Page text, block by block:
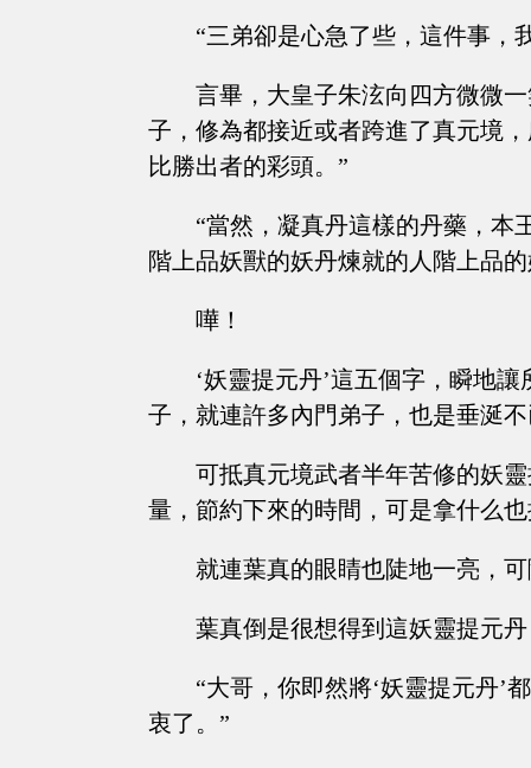
“三弟卻是心急了些，這件事，
言畢，大皇子朱泫向四方微微
子，修為都接近或者跨進了真元境
比勝出者的彩頭。”
“當然，凝真丹這樣的丹藥，本
階上品妖獸的妖丹煉就的人階上品
嘩！
‘妖靈提元丹’這五個字，瞬地
子，就連許多內門弟子，也是垂涎
可抵真元境武者半年苦修的妖
量，節約下來的時間，可是拿什么
就連葉真的眼睛也陡地一亮，
葉真倒是很想得到這妖靈提元
“大哥，你即然將‘妖靈提元丹’
衷了。”